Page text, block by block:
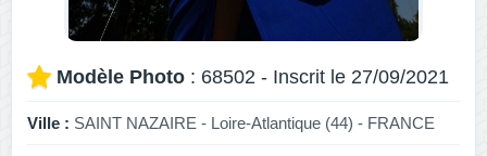
Modèle Photo : 68502 - Inscrit le 27/09/2021
Ville : SAINT NAZAIRE - Loire-Atlantique (44) - FRANCE